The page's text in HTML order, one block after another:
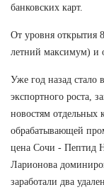
банковских карт.
От уровня открытия
летний максимум) и
Уже год назад стало
экспортного роста,
новостям отдельных
обрабатывающей
цена Сочи - Пептид
Ларионова
заработали два